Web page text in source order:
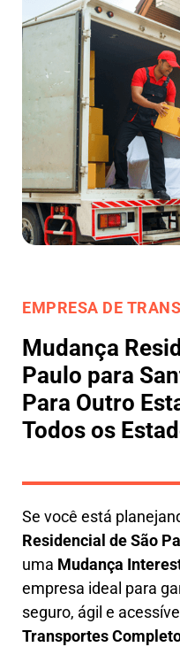
EMPRESA DE
Mudança
Paulo para
Para Outro
Todos os
Se você está
Residencial de São
uma Mudança
empresa ideal para
seguro, ágil e
Transportes